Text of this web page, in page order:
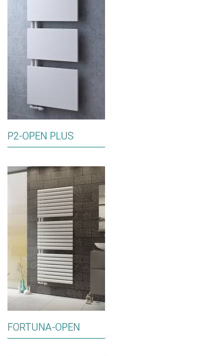
P2-OPEN PLUS
FORTUNA-OPEN